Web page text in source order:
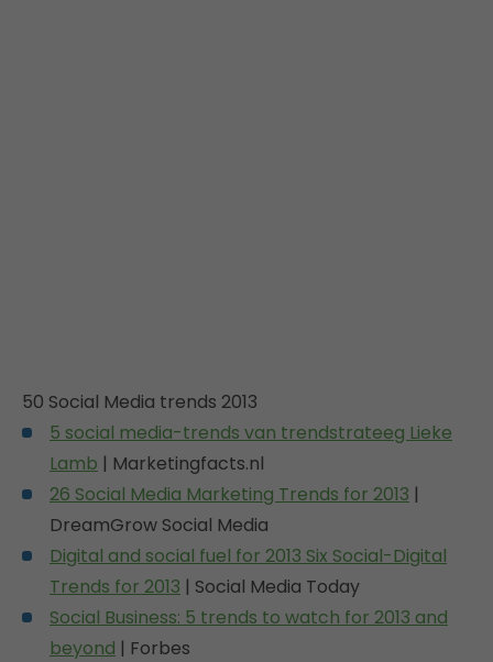
50 Social Media trends 2013
5 social media-trends van trendstrateeg Lieke
Lamb | Marketingfacts.nl
26 Social Media Marketing Trends for 2013 |
DreamGrow Social Media
Digital and social fuel for 2013 Six Social-Digital
Trends for 2013 | Social Media Today
Social Business: 5 trends to watch for 2013 and
beyond | Forbes